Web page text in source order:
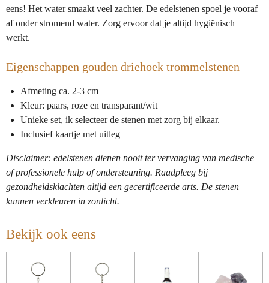
eens! Het water smaakt veel zachter. De edelstenen spoel je vooraf
af onder stromend water. Zorg ervoor dat je altijd hygiënisch
werkt.
Eigenschappen gouden driehoek trommelstenen
Afmeting ca. 2-3 cm
Kleur: paars, roze en transparant/wit
Unieke set, ik selecteer de stenen met zorg bij elkaar.
Inclusief kaartje met uitleg
Disclaimer: edelstenen dienen nooit ter vervanging van medische
of professionele hulp of ondersteuning. Raadpleeg bij
gezondheidsklachten altijd een gecertificeerde arts. De stenen
kunnen verkleuren in zonlicht.
Bekijk ook eens